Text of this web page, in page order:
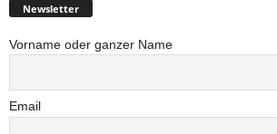
Newsletter
Vorname oder ganzer Name
Email